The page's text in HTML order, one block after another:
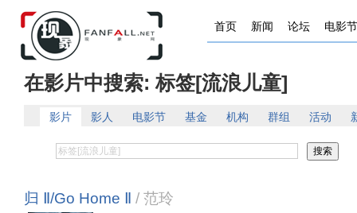
首页 新闻 论坛 电影节
在影片中搜索: 标签[流浪儿童]
影片 影人 电影节 基金 机构 群组 活动
归 Ⅱ/Go Home Ⅱ / 范玲